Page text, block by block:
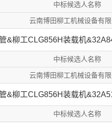
中标候选人名称
云南博田柳工机械设备有
&柳工CLG856H装载机
中标候选人名称
云南博田柳工机械设备有
&柳工CLG856H装载机
中标候选人名称